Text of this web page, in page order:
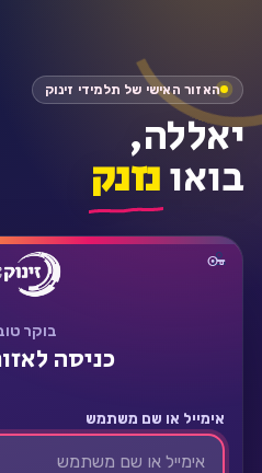
בוקר
כניסה
אימייל או שם משתמש
האזור האישי של תלמידי זינוק
יאללה,
בואונזנק